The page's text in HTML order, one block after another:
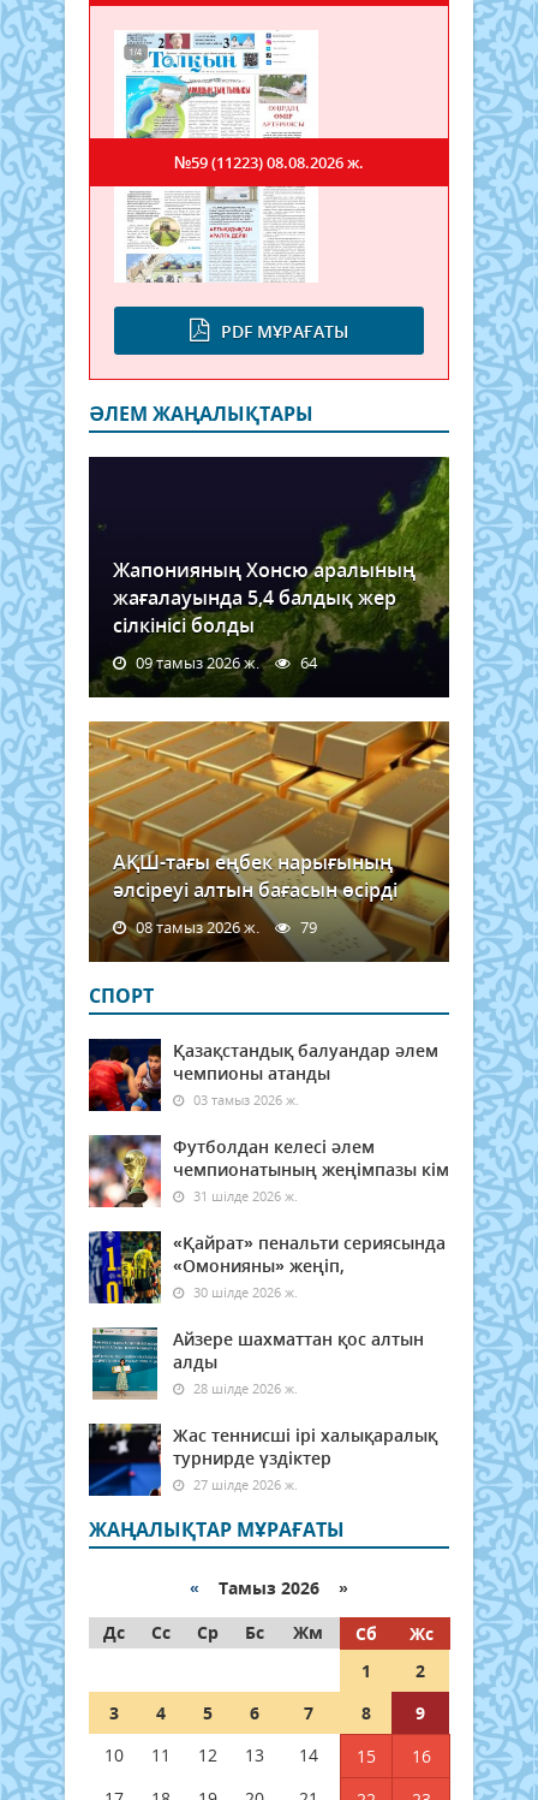
PDF МҰРАҒАТЫ
№59 (11223)08.08.2026 ж.
ӘЛЕМ ЖАҢАЛЫҚТАРЫ
Жапонияның Хонсю аралының
жағалауында 5,4 балдық жер
сілкінісі болды
09 тамыз 2026 ж. 64
АҚШ-тағы еңбек нарығының
әлсіреуі алтын бағасын өсірді
08 тамыз 2026 ж. 79
СПОРТ
Қазақстандық балуандар әлем
чемпионы атанды
03 тамыз 2026 ж.
Футболдан келесі әлем
чемпионатының жеңімпазы кім
31 шілде 2026 ж.
«Қайрат» пенальти сериясында
«Омонияны» жеңіп,
30 шілде 2026 ж.
Айзере шахматтан қос алтын
алды
28 шілде 2026 ж.
Жас теннисші ірі халықаралық
турнирде үздіктер
27 шілде 2026 ж.
ЖАҢАЛЫҚТАР МҰРАҒАТЫ
« Тамыз 2026 »
Дс
Сс Ср Бс Жм Сб
Жс
1
2
3
4 5 6 7 8
9
10
11 12 13 14 15
16